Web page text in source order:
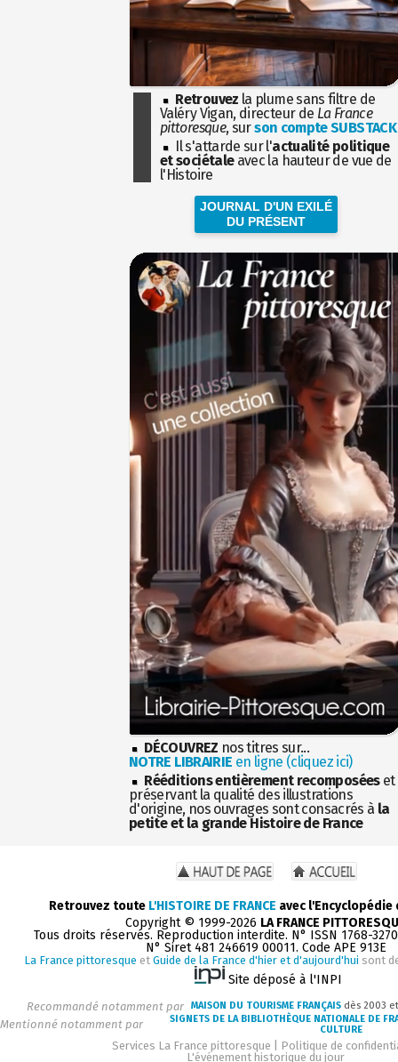
Retrouvez la plume sans filtre de
Valéry Vigan, directeur de La France
pittoresque, surson compte SUBSTACK
Il s'attarde sur l'actualité politique
et sociétaleavec la hauteur de vue de
l'Histoire
JOURNAL D'UN EXILÉ
DU PRÉSENT
DÉCOUVREZ nos titres sur...
NOTRE LIBRAIRIE en ligne (cliquez ici)
Rééditions entièrement recomposéeset
préservant la qualité des illustrations
d'origine, nos ouvrages sont consacrés à la
petite et la grande Histoire de France
Retrouvez toute L'HISTOIRE DE FRANCE avec
Copyright © 1999-2026 LA FRANCE
Tous droits réservés. Reproduction interdite. N° ISSN 1768-
N° Siret 481 246619 00011. Code APE 913E
La France pittoresque et Guide de la France d'hier et d'aujourd'hui sont
Site déposé à l'INPI
Recommandé notamment par MAISON DU TOURISME FRANÇAIS dès 2003
Mentionné notamment par
SIGNETS DE LA BIBLIOTHÈQUE NATIONALE DE
CULTURE
Services La France pittoresque
Politique de
L'événement historique du jour